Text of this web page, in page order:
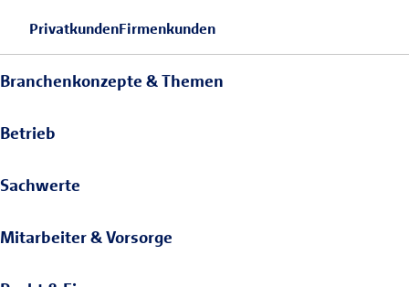
PrivatkundenFirmenkunden
Branchenkonzepte & Themen
Betrieb
Sachwerte
Mitarbeiter & Vorsorge